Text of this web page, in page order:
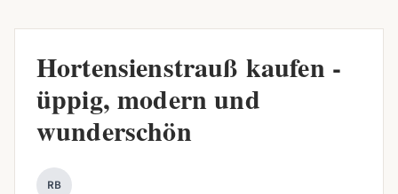
Hortensienstrauß kaufen -
üppig, modern und
wunderschön
RB